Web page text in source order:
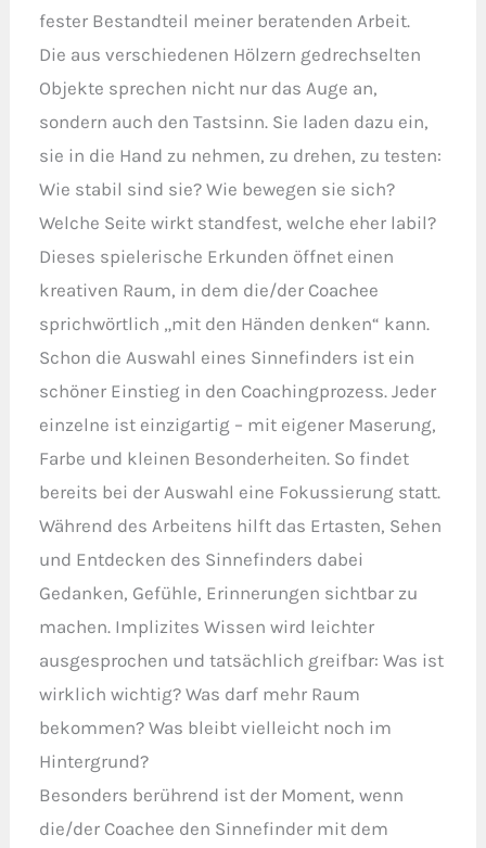
fester Bestandteil meiner beratenden Arbeit.
Die aus verschiedenen Hölzern gedrechselten
Objekte sprechen nicht nur das Auge an,
sondern auch den Tastsinn. Sie laden dazu ein,
sie in die Hand zu nehmen, zu drehen, zu testen:
Wie stabil sind sie? Wie bewegen sie sich?
Welche Seite wirkt standfest, welche eher labil?
Dieses spielerische Erkunden öffnet einen
kreativen Raum, in dem die/der Coachee
sprichwörtlich „mit den Händen denken“ kann.
Schon die Auswahl eines Sinnefinders ist ein
schöner Einstieg in den Coachingprozess. Jeder
einzelne ist einzigartig – mit eigener Maserung,
Farbe und kleinen Besonderheiten. So findet
bereits bei der Auswahl eine Fokussierung statt.
Während des Arbeitens hilft das Ertasten, Sehen
und Entdecken des Sinnefinders dabei
Gedanken, Gefühle, Erinnerungen sichtbar zu
machen. Implizites Wissen wird leichter
ausgesprochen und tatsächlich greifbar: Was ist
wirklich wichtig? Was darf mehr Raum
bekommen? Was bleibt vielleicht noch im
Hintergrund?
Besonders berührend ist der Moment, wenn
die/der Coachee den Sinnefinder mit dem